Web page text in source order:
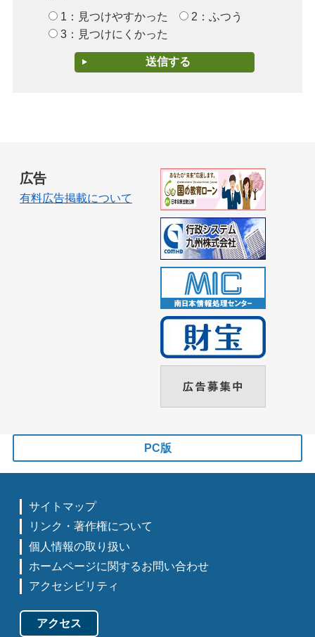
1：見つけやすかった
2：ふつう
3：見つけにくかった
広告
有料広告掲載について
PC版
サイトマップ
リンク・著作権について
個人情報の取り扱い
ホームページに関するお問い合わせ
アクセシビリティ
アクセス